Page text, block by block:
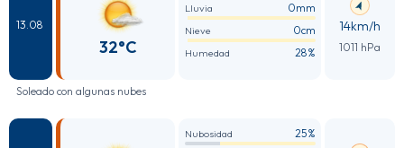
13.08
32°C
Lluvia 0mm
Nieve 0cm
Humedad 28%
14km/h
1011 hPa
Soleado con algunas nubes
Nubosidad 25%